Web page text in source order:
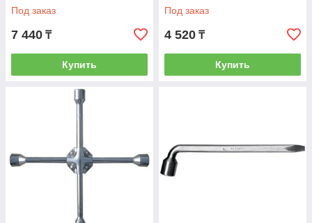
Под заказ
7 440 ₸
Купить
Под заказ
4 520 ₸
Купить